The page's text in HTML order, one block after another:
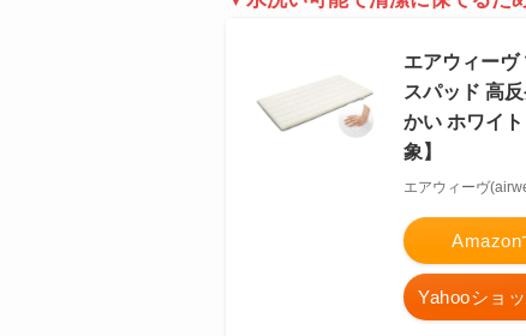
エアウィーヴ
スパッド 高
かい ホワイ
象】
エアウィーヴ
Amazon
Yahooショ